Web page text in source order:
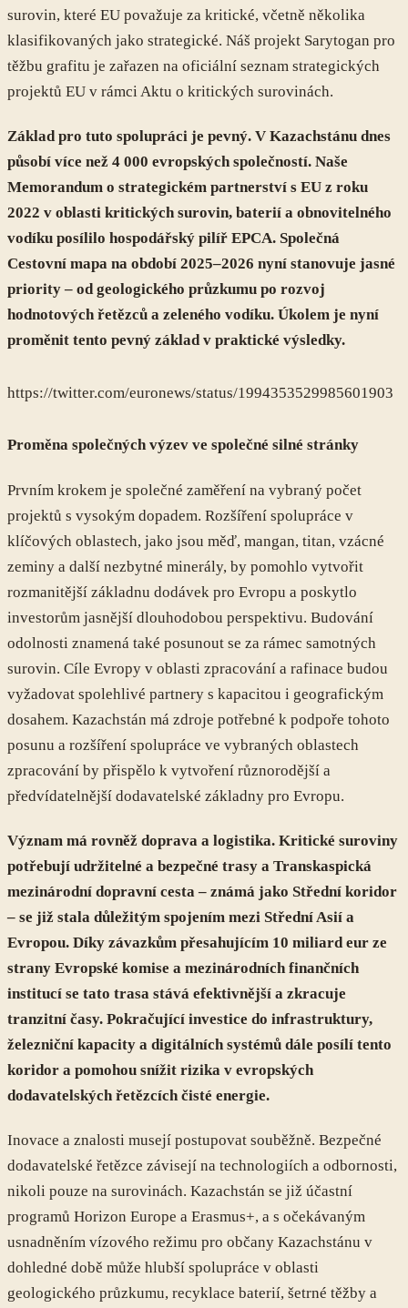
surovin, které EU považuje za kritické, včetně několika
klasifikovaných jako strategické. Náš projekt Sarytogan pro
těžbu grafitu je zařazen na oficiální seznam strategických
projektů EU v rámci Aktu o kritických surovinách.
Základ pro tuto spolupráci je pevný. V Kazachstánu dnes
působí více než 4 000 evropských společností. Naše
Memorandum o strategickém partnerství s EU z roku
2022 v oblasti kritických surovin, baterií a obnovitelného
vodíku posílilo hospodářský pilíř EPCA. Společná
Cestovní mapa na období 2025–2026 nyní stanovuje jasné
priority – od geologického průzkumu po rozvoj
hodnotových řetězců a zeleného vodíku. Úkolem je nyní
proměnit tento pevný základ v praktické výsledky.
https://twitter.com/euronews/status/1994353529985601903
Proměna společných výzev ve společné silné stránky
Prvním krokem je společné zaměření na vybraný počet
projektů s vysokým dopadem. Rozšíření spolupráce v
klíčových oblastech, jako jsou měď, mangan, titan, vzácné
zeminy a další nezbytné minerály, by pomohlo vytvořit
rozmanitější základnu dodávek pro Evropu a poskytlo
investorům jasnější dlouhodobou perspektivu. Budování
odolnosti znamená také posunout se za rámec samotných
surovin. Cíle Evropy v oblasti zpracování a rafinace budou
vyžadovat spolehlivé partnery s kapacitou i geografickým
dosahem. Kazachstán má zdroje potřebné k podpoře tohoto
posunu a rozšíření spolupráce ve vybraných oblastech
zpracování by přispělo k vytvoření různorodější a
předvídatelnější dodavatelské základny pro Evropu.
Význam má rovněž doprava a logistika. Kritické suroviny
potřebují udržitelné a bezpečné trasy a Transkaspická
mezinárodní dopravní cesta – známá jako Střední koridor
– se již stala důležitým spojením mezi Střední Asií a
Evropou. Díky závazkům přesahujícím 10 miliard eur ze
strany Evropské komise a mezinárodních finančních
institucí se tato trasa stává efektivnější a zkracuje
tranzitní časy. Pokračující investice do infrastruktury,
železniční kapacity a digitálních systémů dále posílí tento
koridor a pomohou snížit rizika v evropských
dodavatelských řetězcích čisté energie.
Inovace a znalosti musejí postupovat souběžně. Bezpečné
dodavatelské řetězce závisejí na technologiích a odbornosti,
nikoli pouze na surovinách. Kazachstán se již účastní
programů Horizon Europe a Erasmus+, a s očekávaným
usnadněním vízového režimu pro občany Kazachstánu v
dohledné době může hlubší spolupráce v oblasti
geologického průzkumu, recyklace baterií, šetrné těžby a